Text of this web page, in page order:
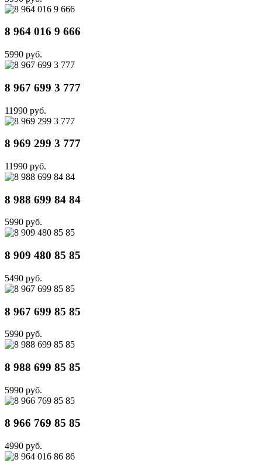
8 964 016 9 666
5990 руб.
8 967 699 3 777
11990 руб.
8 969 299 3 777
11990 руб.
8 988 699 84 84
5990 руб.
8 909 480 85 85
5490 руб.
8 967 699 85 85
5990 руб.
8 988 699 85 85
5990 руб.
8 966 769 85 85
4990 руб.